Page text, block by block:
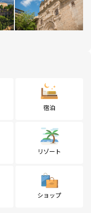
宿泊
リゾート
ショップ